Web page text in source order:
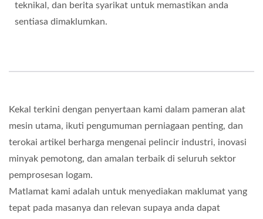
teknikal, dan berita syarikat untuk memastikan anda
sentiasa dimaklumkan.
Kekal terkini dengan penyertaan kami dalam pameran alat
mesin utama, ikuti pengumuman perniagaan penting, dan
terokai artikel berharga mengenai pelincir industri, inovasi
minyak pemotong, dan amalan terbaik di seluruh sektor
pemprosesan logam.
Matlamat kami adalah untuk menyediakan maklumat yang
tepat pada masanya dan relevan supaya anda dapat